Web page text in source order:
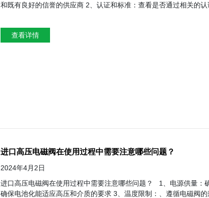
和既有良好的信誉的供应商 2、认证和标准：查看是否通过相关的认证和符合国家标准 3、材质和制造商工艺：优质的材料和精湛的制造工艺确保
查看详情
进口高压电磁阀在使用过程中需要注意哪些问题？
2024年4月2日
进口高压电磁阀在使用过程中需要注意哪些问题？ 1、电源供量：确保电源电压、频率等以电磁阀的要求相符 2、介质适应性：了解介质的特性、
确保电池化能适应高压和介质的要求 3、温度限制：、遵循电磁阀的规定的温度范围、避免过高后各低温度 4、安装方向：按照产品说明正确安